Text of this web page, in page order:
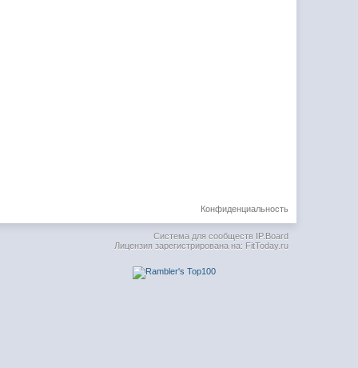
Конфиденциальность
Система для сообществ IP.Board
Лицензия зарегистрирована на: FitToday.ru